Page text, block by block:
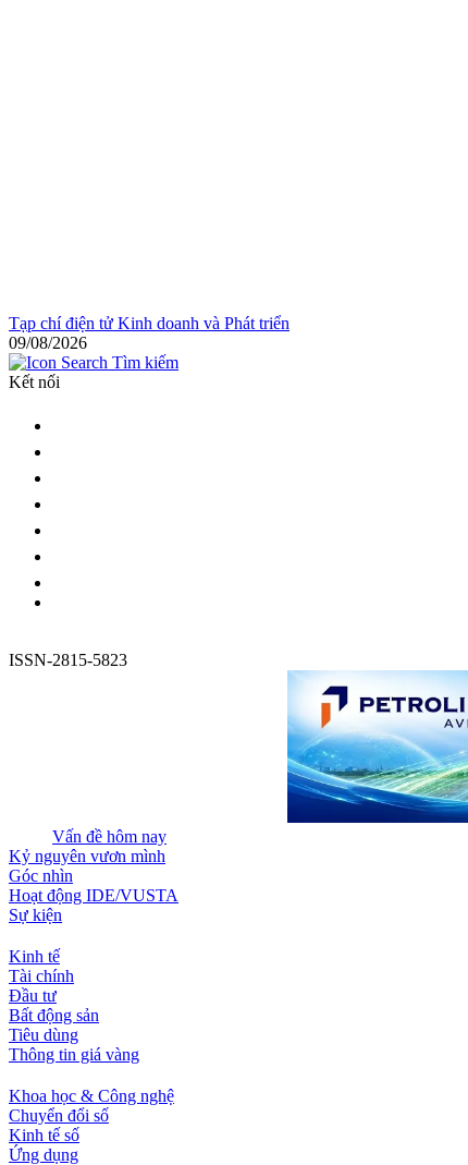
Tạp chí điện tử Kinh doanh và Phát triển
09/08/2026
Tìm kiếm
Kết nối
ISSN-2815-5823
Vấn đề hôm nay
Kỷ nguyên vươn mình
Góc nhìn
Hoạt động IDE/VUSTA
Sự kiện
Kinh tế
Tài chính
Đầu tư
Bất động sản
Tiêu dùng
Thông tin giá vàng
Khoa học & Công nghệ
Chuyển đổi số
Kinh tế số
Ứng dụng